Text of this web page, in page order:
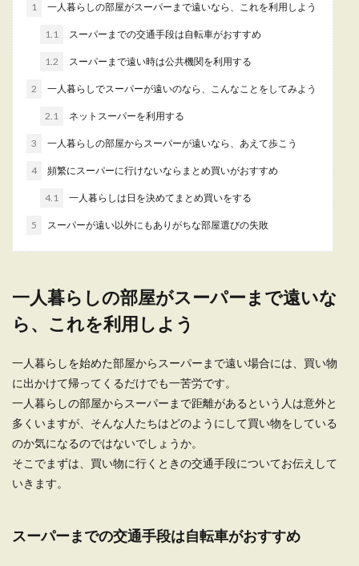
果的な簡単な方法がオススメ
れの原因を知ることも大切です。 汚れの種類に合
一人暮らしで猫を飼う時の費用と猫を
飼う前にチェックしたいこと
散歩の必要がない猫は、一人暮らしにぴったりな
一人暮らしが試したいクローゼット収
ワンルームといった一人暮らし部屋の場合はクロ
ーゼットが狭いため、収納術を知りたいという方
一人暮らしの冷蔵庫はどのような中身であればい
1 一人暮らしの部屋がスーパーまで遠いなら、これを利用しよう
1.1 スーパーまでの交通手段は自転車がおすすめ
1.2 スーパーまで遠い時は公共機関を利用する
2 一人暮らしでスーパーが遠いのなら、こんなことをしてみよう
2.1 ネットスーパーを利用する
3 一人暮らしの部屋からスーパーが遠いなら、あえて歩こう
4 頻繁にスーパーに行けないならまとめ買いがおすすめ
4.1 一人暮らしは日を決めてまとめ買いをする
5 スーパーが遠い以外にもありがちな部屋選びの失敗
一人暮らしの部屋がスーパーまで遠いな
ら、これを利用しよう
一人暮らしを始めた部屋からスーパーまで遠い場合には、買い物
に出かけて帰ってくるだけでも一苦労です。
一人暮らしの部屋からスーパーまで距離があるという人は意外と
多くいますが、そんな人たちはどのようにして買い物をしている
のか気になるのではないでしょうか。
そこでまずは、買い物に行くときの交通手段についてお伝えして
いきます。
スーパーまでの交通手段は自転車がおすすめ